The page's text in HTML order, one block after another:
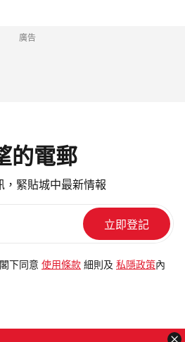
廣告
的電郵
，緊貼城中最新情報
下同意 使用條款 細則及 私隱政策 內